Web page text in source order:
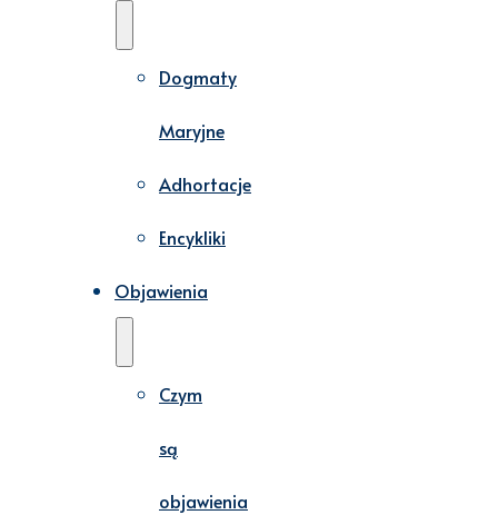
Dogmaty
Maryjne
Adhortacje
Encykliki
Objawienia
Czym
są
objawienia